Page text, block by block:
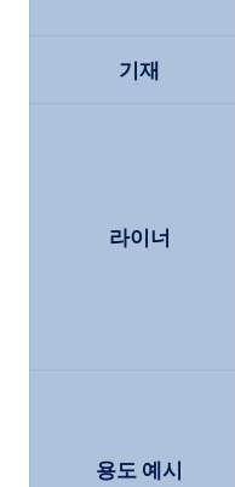
기재
라이너
용도 예시